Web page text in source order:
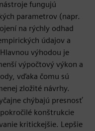
fungujú
parametrov (napr.
na rýchly odhad
údajov a
výhodou je
výpočtový výkon a
vďaka čomu sú
zložité návrhy.
chýbajú presnosť
konštrukcie
kritickejšie. Lepšie